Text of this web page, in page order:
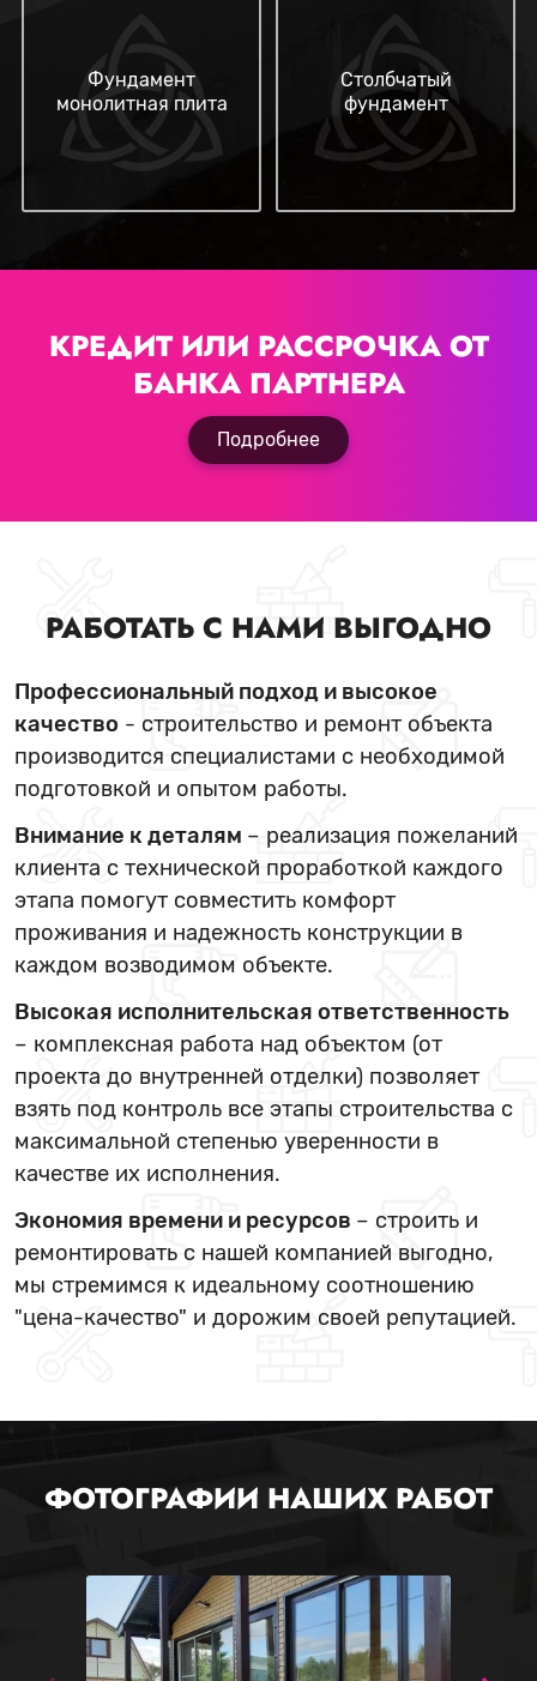
Фундамент
монолитная плита
Столбчатый
фундамент
КРЕДИТ ИЛИ РАССРОЧКА ОТ
БАНКА ПАРТНЕРА
Подробнее
РАБОТАТЬ С НАМИ ВЫГОДНО
Профессиональный подход и высокое
качество - строительство и ремонт объекта
производится специалистами с необходимой
подготовкой и опытом работы.
Внимание к деталям – реализация пожеланий
клиента с технической проработкой каждого
этапа помогут совместить комфорт
проживания и надежность конструкции в
каждом возводимом объекте.
Высокая исполнительская ответственность
– комплексная работа над объектом (от
проекта до внутренней отделки) позволяет
взять под контроль все этапы строительства с
максимальной степенью уверенности в
качестве их исполнения.
Экономия времени и ресурсов – строить и
ремонтировать с нашей компанией выгодно,
мы стремимся к идеальному соотношению
"цена-качество" и дорожим своей репутацией.
ФОТОГРАФИИ НАШИХ РАБОТ